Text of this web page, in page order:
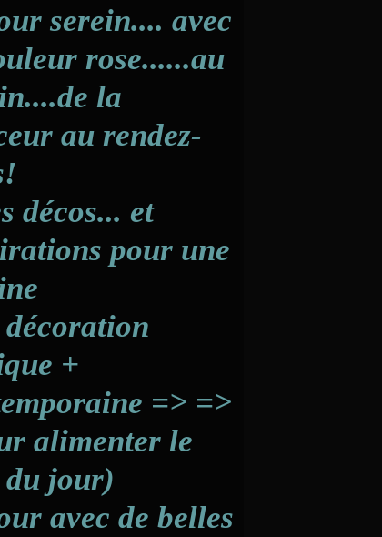
serein.... avec
rose......au
la
au rendez-
décos... et
pour une
décoration
+
=> =>
alimenter le
du jour)
avec de belles